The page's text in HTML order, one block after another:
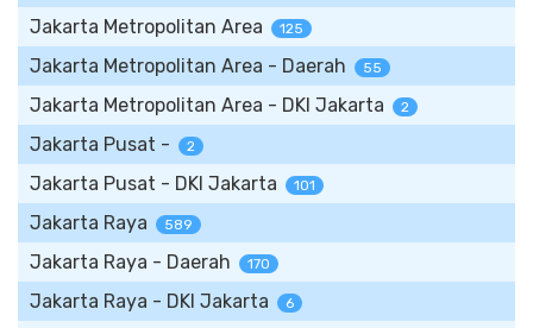
Jakarta Metropolitan Area 125
Jakarta Metropolitan Area - Daerah 55
Jakarta Metropolitan Area - DKI Jakarta 2
Jakarta Pusat - 2
Jakarta Pusat - DKI Jakarta 101
Jakarta Raya 589
Jakarta Raya - Daerah 170
Jakarta Raya - DKI Jakarta 6